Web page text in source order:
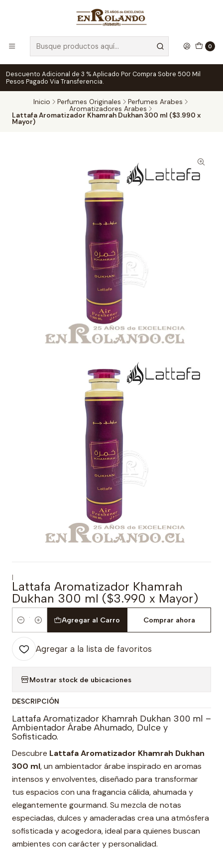
0
Descuento Adicional de 3 % Aplicado Por Compra Sobre 500 Mil
Pesos Pagado Via Transferencia.
Inicio Perfumes Originales
Perfumes Arabes
Aromatizadores Arabes
Lattafa Aromatizador Khamrah Dukhan 300 ml ($3.990 x
Mayor)
|
Lattafa Aromatizador Khamrah
Dukhan 300 ml ($3.990 x Mayor)
Cantidad
Agregar al Carro Comprar ahora
Agregar a la lista de favoritos
Mostrar stock de ubicaciones
DESCRIPCIÓN
Lattafa Aromatizador Khamrah Dukhan 300 ml –
Ambientador Árabe Ahumado, Dulce y
Sofisticado.
Descubre Lattafa Aromatizador Khamrah Dukhan
300 ml, un ambientador árabe inspirado en aromas
intensos y envolventes, diseñado para transformar
tus espacios con una fragancia cálida, ahumada y
elegantemente gourmand. Su mezcla de notas
especiadas, dulces y amaderadas crea una atmósfera
sofisticada y acogedora, ideal para quienes buscan
ambientes con carácter y personalidad.